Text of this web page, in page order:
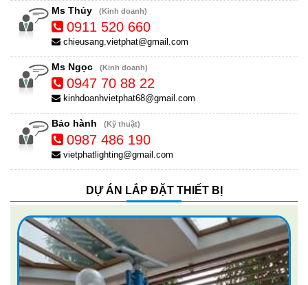
Ms Thủy (Kinh doanh)
0911 520 660
chieusang.vietphat@gmail.com
Ms Ngọc (Kinh doanh)
0947 70 88 22
kinhdoanhvietphat68@gmail.com
Bảo hành (Kỹ thuật)
0987 486 190
vietphatlighting@gmail.com
DỰ ÁN LẮP ĐẶT THIẾT BỊ